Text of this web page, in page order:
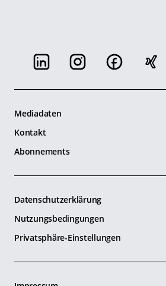
Mediadaten
Kontakt
Abonnements
Datenschutzerklärung
Nutzungsbedingungen
Privatsphäre-Einstellungen